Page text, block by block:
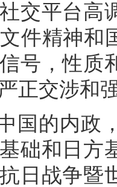
交平台高
件精神和
号，性质
正交涉和
国的内政
础和日方
日战争暨